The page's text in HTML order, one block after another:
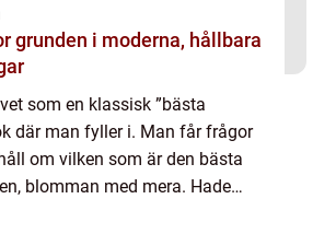
som en klassisk ”bästa
där man fyller i. Man får frågor
om vilken som är den bästa
blomman med mera. Hade